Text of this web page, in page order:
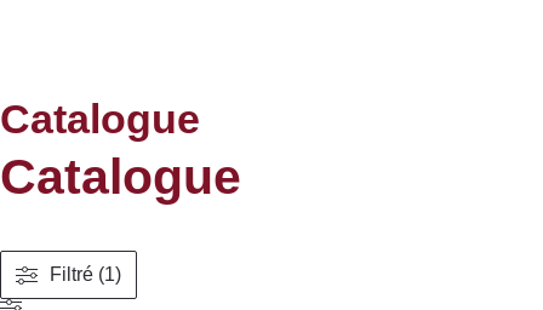
Catalogue
Catalogue
Filtré (1)